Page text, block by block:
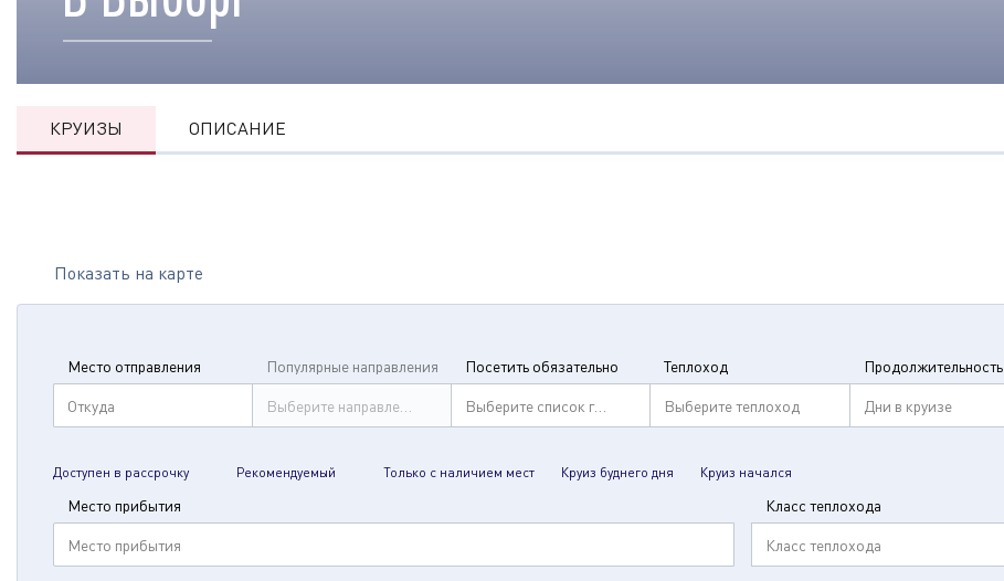
КРУИЗЫ ОПИСАНИЕ
Показать на карте
Место отправления
Откуда
Популярные направления
Выберите направление
Посетить обязательно
Выберите список городов
Теплоход
Выберите теплоход
Продолжительность
Дни в круизе
Доступен в рассрочку Рекомендуемый Только с наличием мест Круиз буднего дня Круиз начался
Место прибытия
Место прибытия
Класс теплохода
Класс теплохода